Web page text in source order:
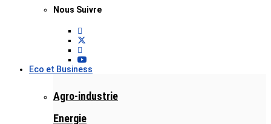
Nous Suivre
Eco et Business
Agro-industrie
Energie